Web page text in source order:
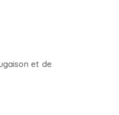
et de